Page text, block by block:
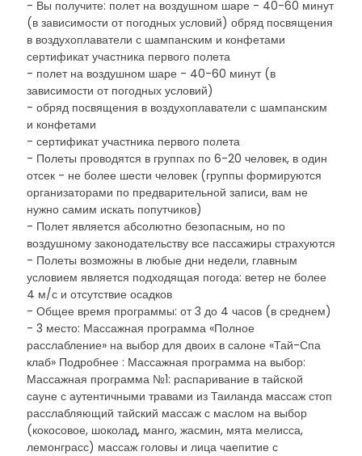
- Вы получите: полет на воздушном шаре - 40-60 минут
(в зависимости от погодных условий) обряд посвящения
в воздухоплаватели с шампанским и конфетами
сертификат участника первого полета
- полет на воздушном шаре - 40-60 минут (в
зависимости от погодных условий)
- обряд посвящения в воздухоплаватели с шампанским
и конфетами
- сертификат участника первого полета
- Полеты проводятся в группах по 6-20 человек, в один
отсек - не более шести человек (группы формируются
организаторами по предварительной записи, вам не
нужно самим искать попутчиков)
- Полет является абсолютно безопасным, но по
воздушному законодательству все пассажиры страхуются
- Полеты возможны в любые дни недели, главным
условием является подходящая погода: ветер не более
4 м/с и отсутствие осадков
- Общее время программы: от 3 до 4 часов (в среднем)
- 3 место: Массажная программа «Полное
расслабление» на выбор для двоих в салоне «Тай-Спа
клаб» Подробнее : Массажная программа на выбор:
Массажная программа №1: распаривание в тайской
сауне с аутентичными травами из Таиланда массаж стоп
расслабляющий тайский массаж с маслом на выбор
(кокосовое, шоколад, манго, жасмин, мята мелисса,
лемонграсс) массаж головы и лица чаепитие с